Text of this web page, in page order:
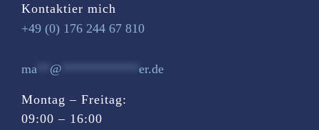
Kontaktier mich
+49 (0) 176 244 67 810
ma @ er.de
Montag – Freitag:
09:00 – 16:00